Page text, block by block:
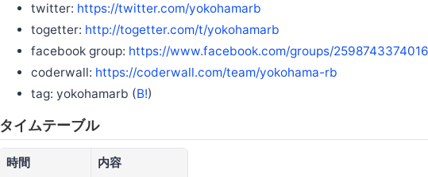
twitter: https://twitter.com/yokohamarb
togetter: http://togetter.com/t/yokohamarb
facebook group: https://www.facebook.com/groups/
coderwall: https://coderwall.com/team/yokohama-rb
tag: yokohamarb (B!)
タイムテーブル
時間
内容